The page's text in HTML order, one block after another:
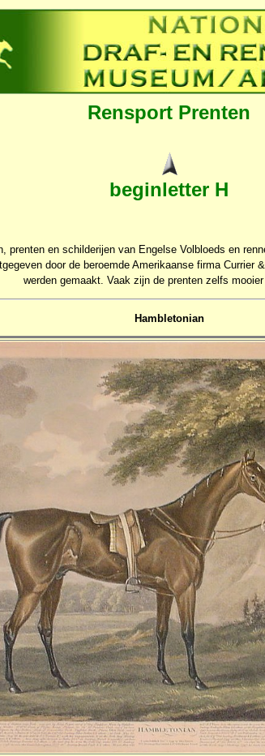
Rensport Prenten
beginletter H
prenten en schilderijen van Engelse Volbloeds en
door de beroemde Amerikaanse firma Currier
werden gemaakt. Vaak zijn de prenten zelfs
Hambletonian